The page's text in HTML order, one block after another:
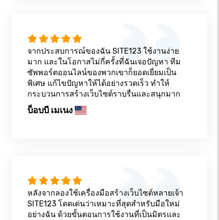
จากประสบการณ์ของฉัน SITE123 ใช้งานง่าย
มาก และในโอกาสไม่กี่ครั้งที่ฉันเจอปัญหา ทีม
ซัพพอร์ตออนไลน์ของพวกเขาก็ยอดเยี่ยมเป็น
พิเศษ แก้ไขปัญหาให้ได้อย่างรวดเร็ว ทำให้
กระบวนการสร้างเว็บไซต์ราบรื่นและสนุกมาก
บ็อบบี เมเนง
หลังจากลองใช้เครื่องมือสร้างเว็บไซต์หลายเจ้า
SITE123 โดดเด่นว่าเหมาะที่สุดสำหรับมือใหม่
อย่างฉัน ด้วยขั้นตอนการใช้งานที่เป็นมิตรและ